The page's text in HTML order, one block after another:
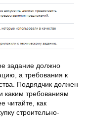
задание должно
а требования к
Подрядчик должен
каким требованиям
читайте, как
строительно-